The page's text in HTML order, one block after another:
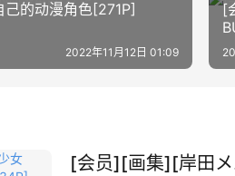
的动漫角色[271P]
2022年11月12日 01:09
[
[会员][画集][岸田